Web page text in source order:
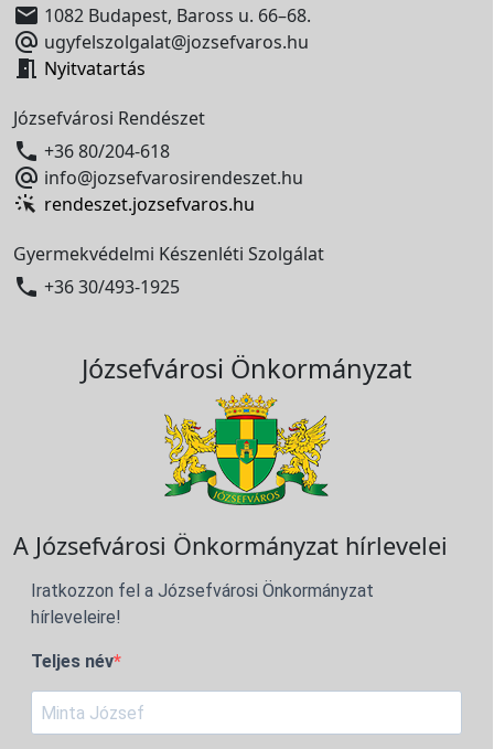
 1082 Budapest, Baross u. 66–68.
 ugyfelszolgalat@jozsefvaros.hu
 Nyitvatartás
Józsefvárosi Rendészet
 +36 80/204-618
 info@jozsefvarosirendeszet.hu
rendeszet.jozsefvaros.hu
Gyermekvédelmi Készenléti Szolgálat
 +36 30/493-1925
Józsefvárosi Önkormányzat
A Józsefvárosi Önkormányzat hírlevelei
Iratkozzon fel a Józsefvárosi Önkormányzat
hírleveleire!
Teljes név